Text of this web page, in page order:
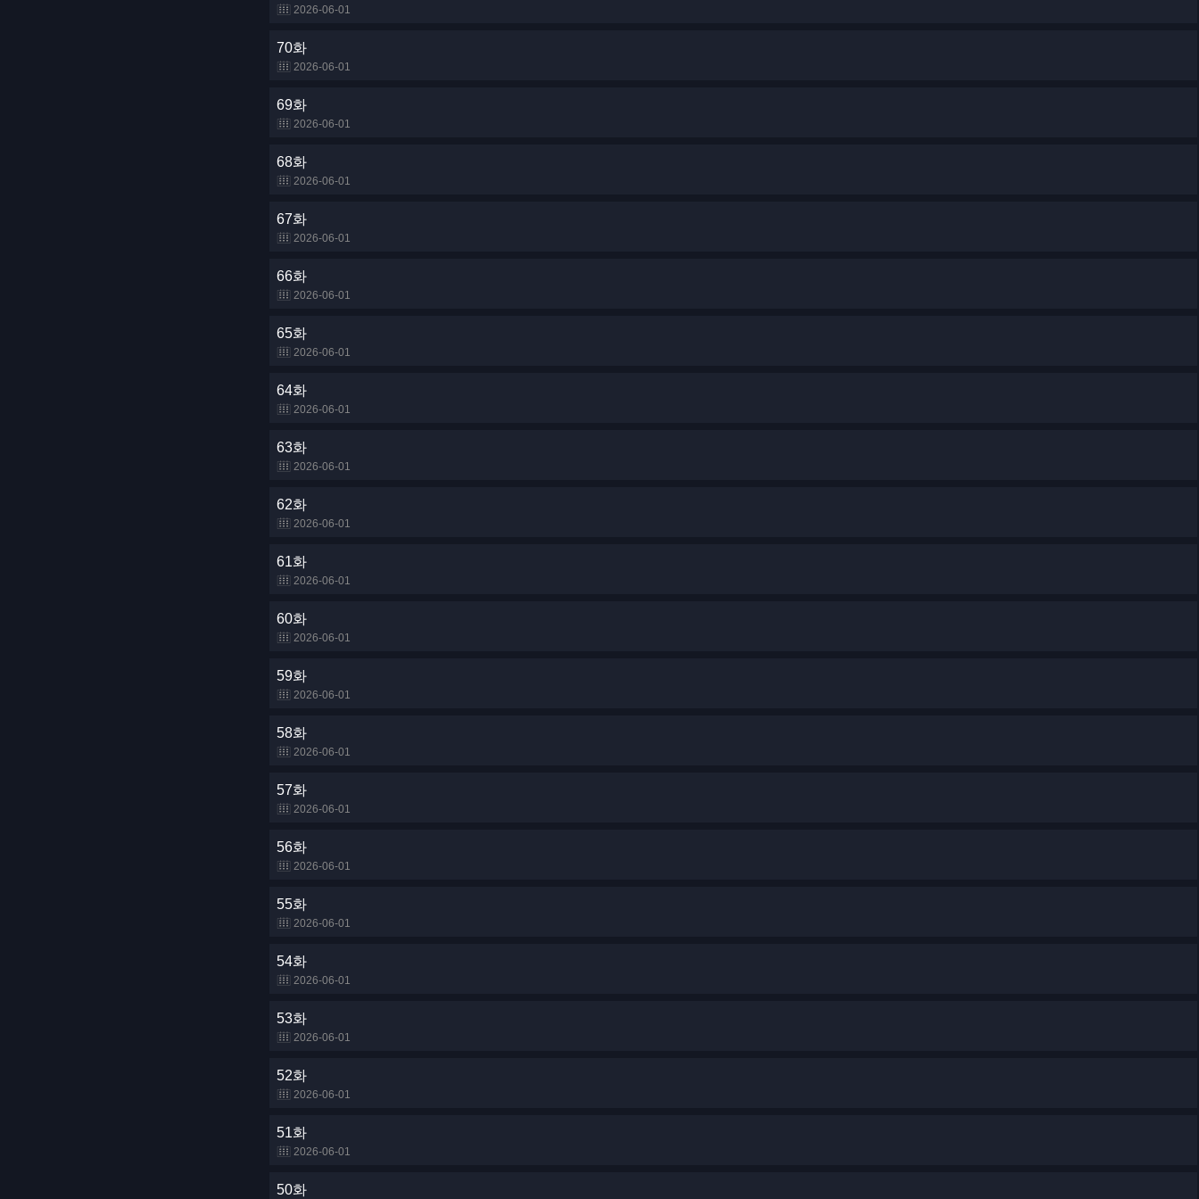
2026-06-01
70화
2026-06-01
69화
2026-06-01
68화
2026-06-01
67화
2026-06-01
66화
2026-06-01
65화
2026-06-01
64화
2026-06-01
63화
2026-06-01
62화
2026-06-01
61화
2026-06-01
60화
2026-06-01
59화
2026-06-01
58화
2026-06-01
57화
2026-06-01
56화
2026-06-01
55화
2026-06-01
54화
2026-06-01
53화
2026-06-01
52화
2026-06-01
51화
2026-06-01
50화